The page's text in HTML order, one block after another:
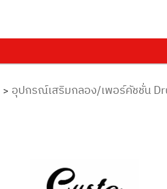
> อุปกรณ์เสริมกลอง/เพอร์คัชชั่น